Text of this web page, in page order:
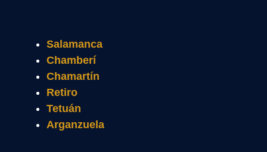
Salamanca
Chamberí
Chamartín
Retiro
Tetuán
Arganzuela